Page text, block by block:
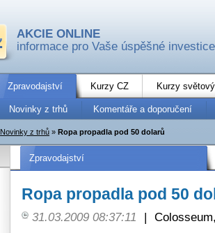
AKCIE ONLINE
informace pro Vaše úspěšné investice
Zpravodajství Kurzy CZ Kurzy
Novinky z trhů Komentáře a doporučení
Novinky z trhů » Ropa propadla pod 50 dolarů
Zpravodajství
Ropa propadla pod 50
31.03.2009 08:37:11 |